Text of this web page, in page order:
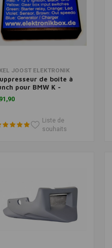
Ajouter au panier
JOOST ELEKTRONIK
de boîte à
pour BMW K -
Liste de
souhaits